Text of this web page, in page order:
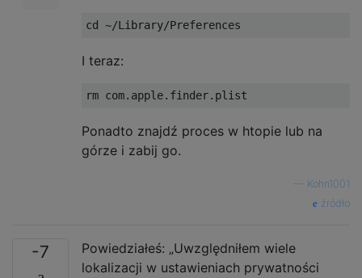
I teraz:
Ponadto znajdź proces w htopie lub na
górze i zabij go.
Kohn1001
źródło
-7
Powiedziałeś: „Uwzględniłem wiele
lokalizacji w ustawieniach prywatności